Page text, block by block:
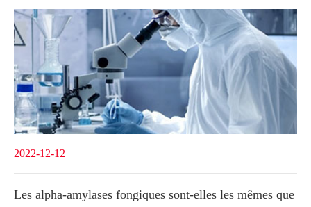
2022-12-12
Les alpha-amylases fongiques sont-elles les mêmes que